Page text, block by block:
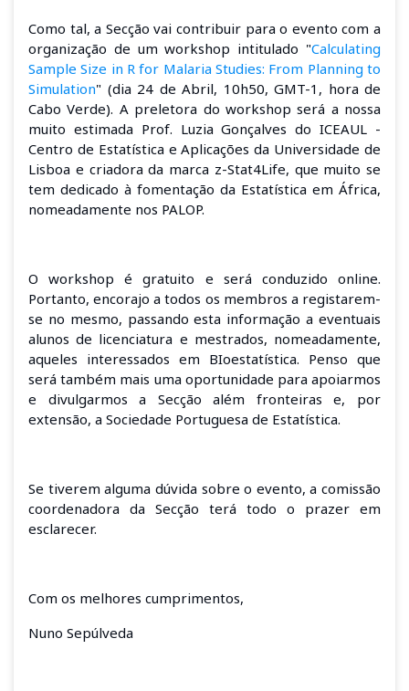
Como tal, a Secção vai contribuir para o evento com a
organização de um workshop intitulado "Calculating
Sample Size in R for Malaria Studies: From Planning to
Simulation" (dia 24 de Abril, 10h50, GMT-1, hora de
Cabo Verde). A preletora do workshop será a nossa
muito estimada Prof. Luzia Gonçalves do ICEAUL -
Centro de Estatística e Aplicações da Universidade de
Lisboa e criadora da marca z-Stat4Life, que muito se
tem dedicado à fomentação da Estatística em África,
nomeadamente nos PALOP.
O workshop é gratuito e será conduzido online.
Portanto, encorajo a todos os membros a registarem-
se no mesmo, passando esta informação a eventuais
alunos de licenciatura e mestrados, nomeadamente,
aqueles interessados em BIoestatística. Penso que
será também mais uma oportunidade para apoiarmos
e divulgarmos a Secção além fronteiras e, por
extensão, a Sociedade Portuguesa de Estatística.
Se tiverem alguma dúvida sobre o evento, a comissão
coordenadora da Secção terá todo o prazer em
esclarecer.
Com os melhores cumprimentos,
Nuno Sepúlveda